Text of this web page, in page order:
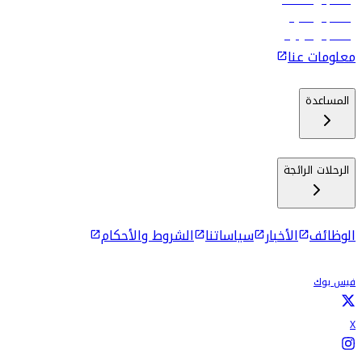
رحلات إلى ماليه
رحلات إلى كولومبو
معلومات عنا
المساعدة
الرحلات الرائجة
الوظائف الأخبار سياساتنا الشروط والأحكام
فيس بوك
X